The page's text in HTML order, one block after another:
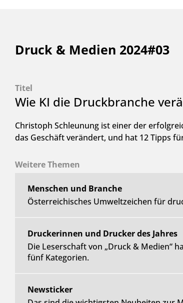
Druck & Medien 2024#03
Titel
Wie KI die Druckbranche
Christoph Schleunung ist einer der
das Geschäft verändert, und hat 12 Tipps
Weitere Themen
Menschen und Branche
Österreichisches Umweltzeichen für
Druckerinnen und Drucker des Jahres
Die Leserschaft von „Druck & Medien“
fünf Kategorien.
Newsticker